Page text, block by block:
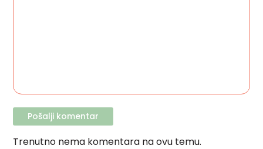
Trenutno nema komentara na ovu temu.